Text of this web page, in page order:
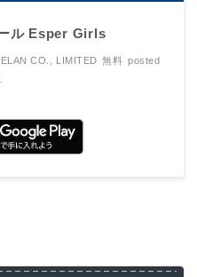
ル Esper Girls
CO., LIMITED 無料 posted